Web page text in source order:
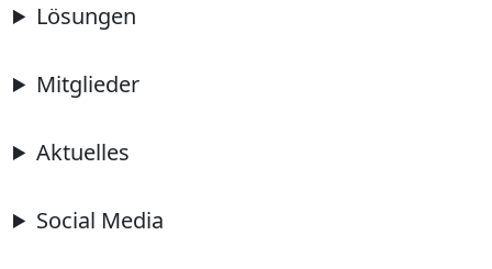
Lösungen
Mitglieder
Aktuelles
Social Media